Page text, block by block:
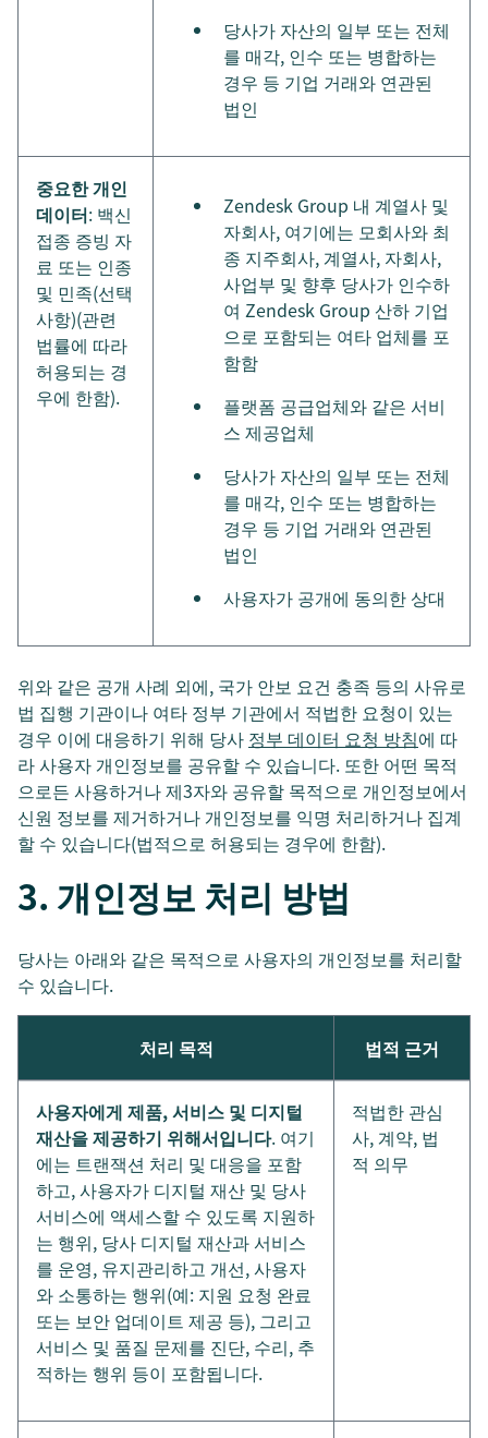
당사가 자산의 일부 또는 전체
를 매각, 인수 또는 병합하는
경우 등 기업 거래와 연관된
법인
중요한 개인
데이터: 백신
접종 증빙 자
료 또는 인종
및 민족(선택
사항)(관련
법률에 따라
허용되는 경
우에 한함).
Zendesk Group 내 계열사 및
자회사, 여기에는 모회사와 최
종 지주회사, 계열사, 자회사,
사업부 및 향후 당사가 인수하
여 Zendesk Group 산하 기업
으로 포함되는 여타 업체를 포
함함
플랫폼 공급업체와 같은 서비
스 제공업체
당사가 자산의 일부 또는 전체
를 매각, 인수 또는 병합하는
경우 등 기업 거래와 연관된
법인
사용자가 공개에 동의한 상대
위와 같은 공개 사례 외에, 국가 안보 요건 충족 등의 사유로
법 집행 기관이나 여타 정부 기관에서 적법한 요청이 있는
경우 이에 대응하기 위해 당사 정부 데이터 요청 방침에 따
라 사용자 개인정보를 공유할 수 있습니다. 또한 어떤 목적
으로든 사용하거나 제3자와 공유할 목적으로 개인정보에서
신원 정보를 제거하거나 개인정보를 익명 처리하거나 집계
할 수 있습니다(법적으로 허용되는 경우에 한함).
3. 개인정보 처리 방법
당사는 아래와 같은 목적으로 사용자의 개인정보를 처리할
수 있습니다.
처리 목적 법적 근거
사용자에게 제품, 서비스 및 디지털
재산을 제공하기 위해서입니다. 여기
에는 트랜잭션 처리 및 대응을 포함
하고, 사용자가 디지털 재산 및 당사
서비스에 액세스할 수 있도록 지원하
는 행위, 당사 디지털 재산과 서비스
를 운영, 유지관리하고 개선, 사용자
와 소통하는 행위(예: 지원 요청 완료
또는 보안 업데이트 제공 등), 그리고
서비스 및 품질 문제를 진단, 수리, 추
적하는 행위 등이 포함됩니다.
적법한 관심
사, 계약, 법
적 의무